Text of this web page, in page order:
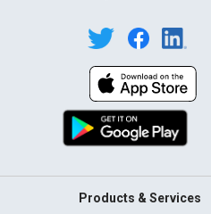
Products & Services